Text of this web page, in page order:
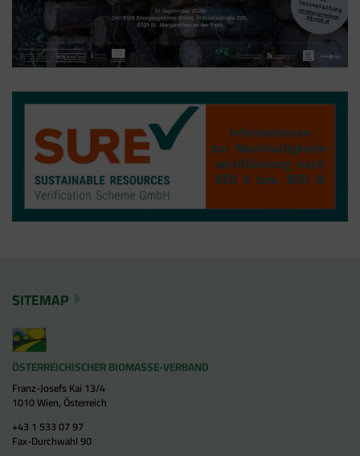
SITEMAP
ÖSTERREICHISCHER BIOMASSE-VERBAND
Franz-Josefs Kai 13/4
1010 Wien, Österreich
+43 1 533 07 97
Fax-Durchwahl 90